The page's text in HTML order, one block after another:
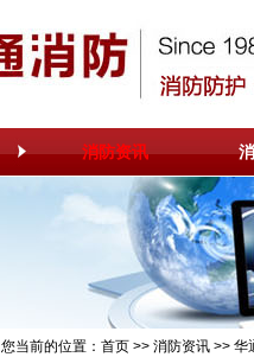
消防资讯
您当前的位置： 首页 >> 消防资讯 >> 华